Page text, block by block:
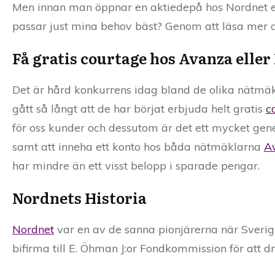
Men innan man öppnar en aktiedepå hos
passar just mina behov bäst? Genom att läsa
Få gratis courtage hos Avanza
Det är hård konkurrens idag bland de olika
gått så långt att de har börjat erbjuda helt gratis
för oss kunder och dessutom är det ett mycket
samt att inneha ett konto hos båda nätmäklarna
har mindre än ett visst belopp i sparade pengar.
Nordnets Historia
Nordnet var en av de sanna pionjärerna när
bifirma till E. Öhman J:or Fondkommission för att